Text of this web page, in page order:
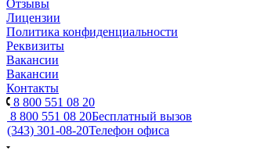
Отзывы
Лицензии
Политика конфиденциальности
Реквизиты
Вакансии
Вакансии
Контакты
8 800 551 08 20
8 800 551 08 20Бесплатный вызов
(343) 301-08-20Телефон офиса